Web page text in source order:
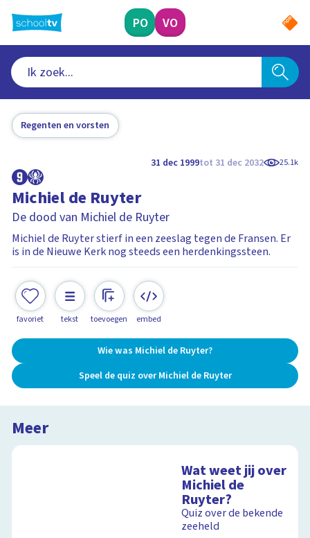
naar
hoofdinhoud
PO VO
Regenten en vorsten
31 dec 1999tot 31 dec 2032 25.1k
Michiel de Ruyter
De dood van Michiel de Ruyter
Michiel de Ruyter stierf in een zeeslag tegen de Fransen. Er
is in de Nieuwe Kerk nog steeds een herdenkingssteen.
favoriet tekst toevoegen embed
Wie was Michiel de Ruyter?
Speel de quiz over Michiel de Ruyter
Meer
Wat weet jij over
Michiel de
Ruyter?
Quiz over de bekende
zeeheld